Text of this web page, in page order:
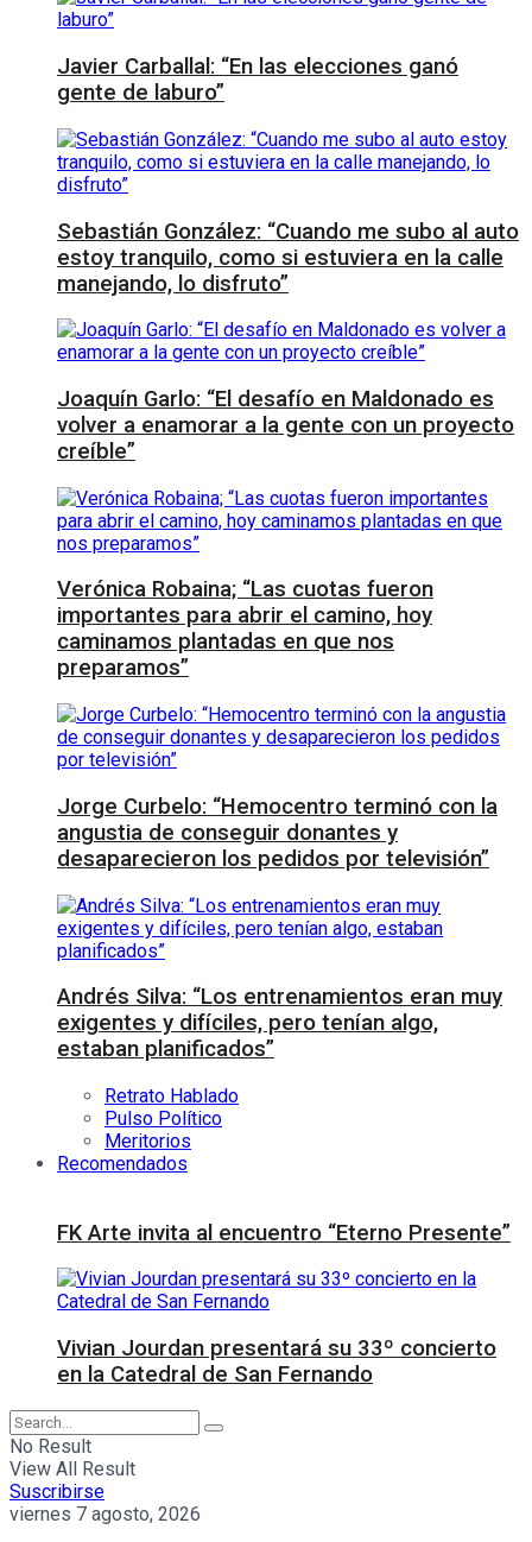
Javier Carballal: “En las elecciones ganó
gente de laburo”
Sebastián González: “Cuando me subo al auto
estoy tranquilo, como si estuviera en la calle
manejando, lo disfruto”
Joaquín Garlo: “El desafío en Maldonado es
volver a enamorar a la gente con un proyecto
creíble”
Verónica Robaina; “Las cuotas fueron
importantes para abrir el camino, hoy
caminamos plantadas en que nos
preparamos”
Jorge Curbelo: “Hemocentro terminó con la
angustia de conseguir donantes y
desaparecieron los pedidos por televisión”
Andrés Silva: “Los entrenamientos eran muy
exigentes y difíciles, pero tenían algo,
estaban planificados”
Retrato Hablado
Pulso Político
Meritorios
Recomendados
FK Arte invita al encuentro “Eterno Presente”
Vivian Jourdan presentará su 33º concierto
en la Catedral de San Fernando
No Result
View All Result
Suscribirse
viernes 7 agosto, 2026